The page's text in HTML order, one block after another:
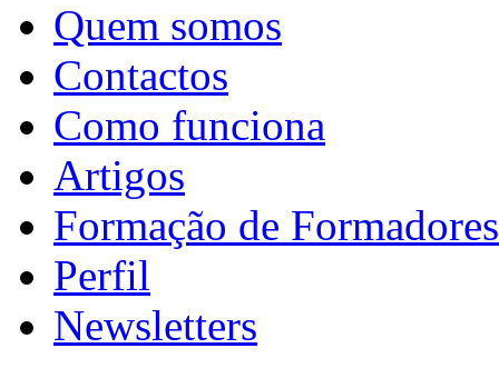
Quem somos
Contactos
Como funciona
Artigos
Formação de Formadores
Perfil
Newsletters